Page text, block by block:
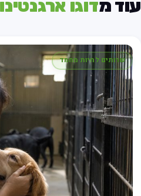
מדוגו ארגנטינו
שרותים לחיות מחמד